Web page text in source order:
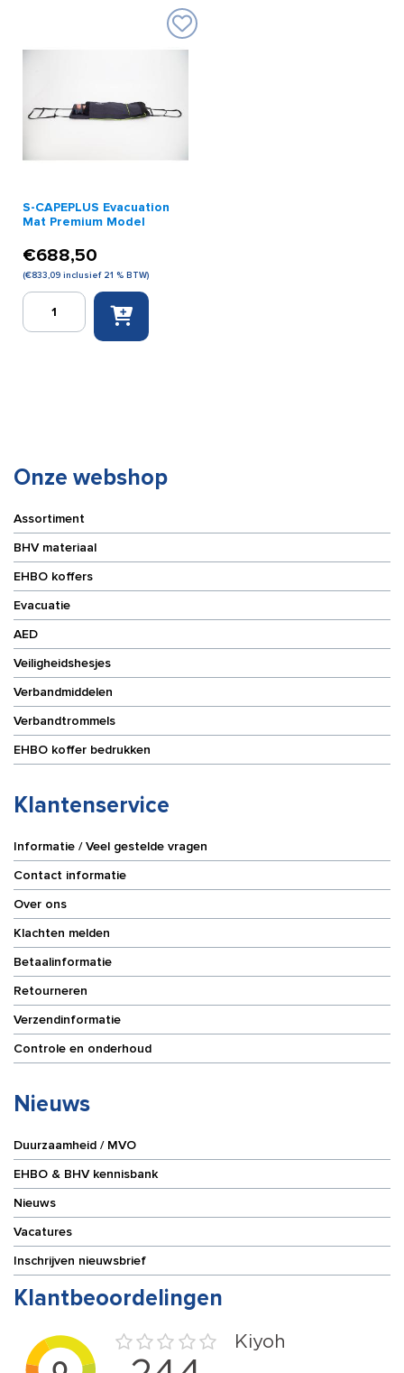
S-CAPEPLUS Evacuation
Mat Premium Model
€688,50
(€833,09 inclusief 21 % BTW)
S-
CAPEPLUS
Onze webshop
Assortiment
BHV materiaal
EHBO koffers
Evacuatie
AED
Veiligheidshesjes
Verbandmiddelen
Verbandtrommels
EHBO koffer bedrukken
Klantenservice
Informatie / Veel gestelde vragen
Contact informatie
Over ons
Klachten melden
Betaalinformatie
Retourneren
Verzendinformatie
Controle en onderhoud
Nieuws
Duurzaamheid / MVO
EHBO & BHV kennisbank
Nieuws
Vacatures
Inschrijven nieuwsbrief
Klantbeoordelingen